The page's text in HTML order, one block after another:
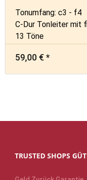
Tonumfang: c3 - f4
C-Dur Tonleiter mit
13 Töne
59,00 € *
TRUSTED SHOPS